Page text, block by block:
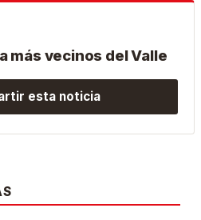
más vecinos del Valle
esta noticia